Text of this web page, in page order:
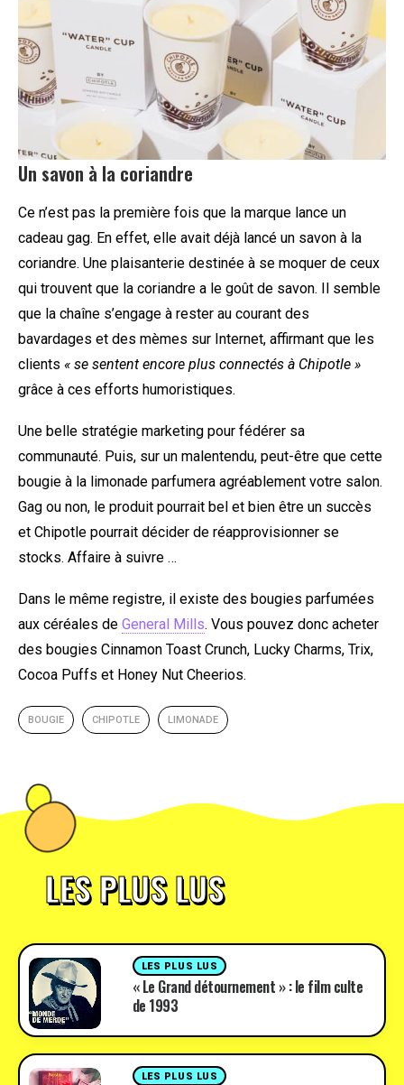
Un savon à la coriandre
Ce n’est pas la première fois que la marque lance un
cadeau gag. En effet, elle avait déjà lancé un savon à la
coriandre. Une plaisanterie destinée à se moquer de ceux
qui trouvent que la coriandre a le goût de savon. Il semble
que la chaîne s’engage à rester au courant des
bavardages et des mèmes sur Internet, affirmant que les
clients « se sentent encore plus connectés à Chipotle »
grâce à ces efforts humoristiques.
Une belle stratégie marketing pour fédérer sa
communauté. Puis, sur un malentendu, peut-être que cette
bougie à la limonade parfumera agréablement votre salon.
Gag ou non, le produit pourrait bel et bien être un succès
et Chipotle pourrait décider de réapprovisionner se
stocks. Affaire à suivre …
Dans le même registre, il existe des bougies parfumées
aux céréales de General Mills. Vous pouvez donc acheter
des bougies Cinnamon Toast Crunch, Lucky Charms, Trix,
Cocoa Puffs et Honey Nut Cheerios.
BOUGIE CHIPOTLE LIMONADE
LES PLUS LUS
LES PLUS LUS
« Le Grand détournement » : le film culte
de 1993
LES PLUS LUS